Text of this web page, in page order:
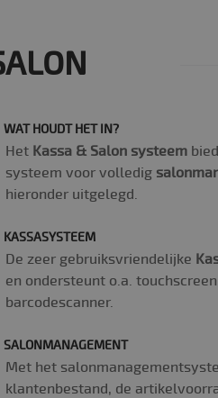
WAT HOUDT HET IN?
Het Kassa & Salon systeem
systeem voor volledig
hieronder uitgelegd.
KASSASYSTEEM
De zeer gebruiksvriendelijke
en ondersteunt o.a.
barcodescanner.
SALONMANAGEMENT
Met het
klantenbestand, de